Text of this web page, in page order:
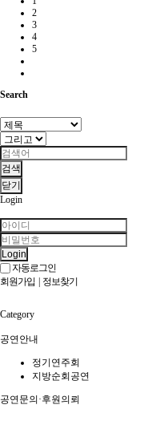
2
3
4
5
Search
검색
닫기
Login
Login
자동로그인
회원가입 | 정보찾기
Category
공연안내
정기연주회
지방순회공연
공연문의·후원의뢰